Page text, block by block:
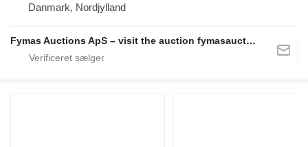
Danmark, Nordjylland
Fymas Auctions ApS – visit the auction fymasauctions.dk